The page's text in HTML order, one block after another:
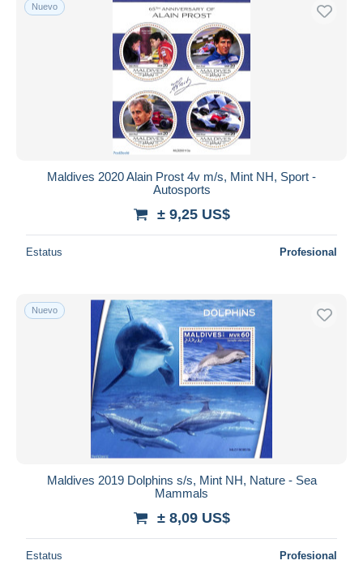
Nuevo
Maldives 2020 Alain Prost 4v m/s, Mint NH, Sport -
Autosports
± 9,25 US$
Estatus Profesional
Nuevo
Maldives 2019 Dolphins s/s, Mint NH, Nature - Sea
Mammals
± 8,09 US$
Estatus Profesional